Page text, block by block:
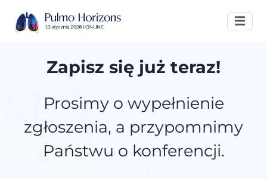
Zapisz się już teraz!
Prosimy o wypełnienie
zgłoszenia, a przypomnimy
Państwu o konferencji.